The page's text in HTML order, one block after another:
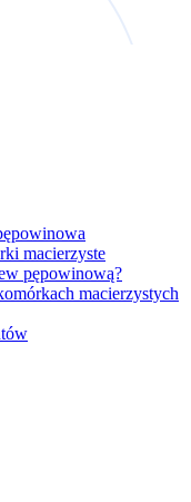
macierzyste
pępowinową?
macierzystych